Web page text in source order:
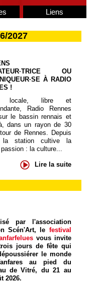
Liens
2027
OU
À RADIO
!
locale, libre et
Radio Rennes
le bassin rennais et
dans un rayon de 30
de Rennes. Depuis
la station cultive la
: la culture...
Lire la suite
par l'association
Scén'Art, le festival
vous invite
jours de fête qui
le monde
au pied du
de Vitré, du 21 au
2026.